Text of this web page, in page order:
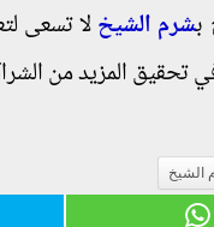
بشرم الشيخلا تسعى
تحقيق المزيد من
الشيخ